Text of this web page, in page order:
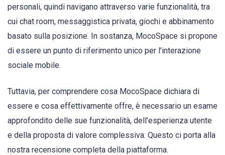
personali, quindi navigano attraverso varie funzionalità, tra
cui chat room, messaggistica privata, giochi e abbinamento
basato sulla posizione. In sostanza, MocoSpace si propone
di essere un punto di riferimento unico per l'interazione
sociale mobile.
Tuttavia, per comprendere cosa MocoSpace dichiara di
essere e cosa effettivamente offre, è necessario un esame
approfondito delle sue funzionalità, dell'esperienza utente
e della proposta di valore complessiva. Questo ci porta alla
nostra recensione completa della piattaforma.